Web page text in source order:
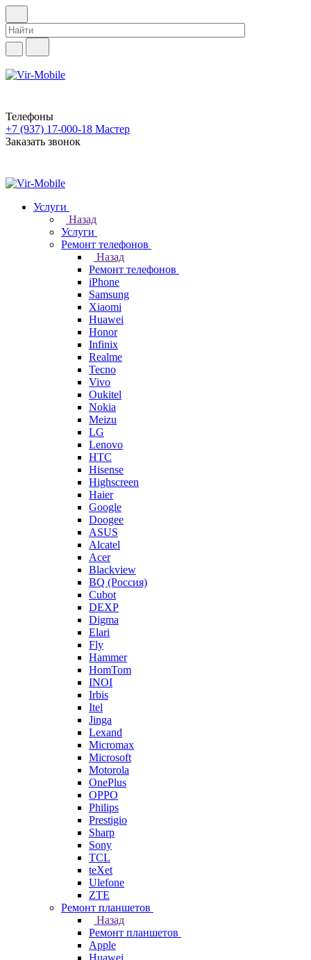
Телефоны
+7 (937) 17-000-18 Мастер
Заказать звонок
Услуги
Назад
Услуги
Ремонт телефонов
Назад
Ремонт телефонов
iPhone
Samsung
Xiaomi
Huawei
Honor
Infinix
Realme
Tecno
Vivo
Oukitel
Nokia
Meizu
LG
Lenovo
HTC
Hisense
Highscreen
Haier
Google
Doogee
ASUS
Alcatel
Acer
Blackview
BQ (Россия)
Cubot
DEXP
Digma
Elari
Fly
Hammer
HomTom
INOI
Irbis
Itel
Jinga
Lexand
Micromax
Microsoft
Motorola
OnePlus
OPPO
Philips
Prestigio
Sharp
Sony
TCL
teXet
Ulefone
ZTE
Ремонт планшетов
Назад
Ремонт планшетов
Apple
Huawei